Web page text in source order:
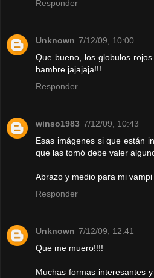
Responder
Unknown 7/12/09, 10:00
Que bueno, los globulos
hambre jajajaja!!!
Responder
winso1983 7/12/09, 10:43
Esas imágenes si que están
que las tomó debe valer
Abrazo y medio para mi vampi
Responder
Unknown 7/12/09, 12:41
Que me muero!!!!
Muchas formas interesantes